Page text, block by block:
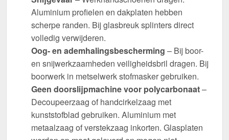
Aluminium profielen en dakplaten hebben
scherpe randen. Bij glasbreuk splinters direct
volledig verwijderen.
Oog- en ademhalingsbescherming – Bij boor-
en snijwerkzaamheden veiligheidsbril dragen. Bij
boorwerk in metselwerk stofmasker gebruiken.
Geen doorslijpmachine voor polycarbonaat–
Decoupeerzaag of handcirkelzaag met
kunststofblad gebruiken. Aluminium met
metaalzaag of verstekzaag inkorten. Glasplaten